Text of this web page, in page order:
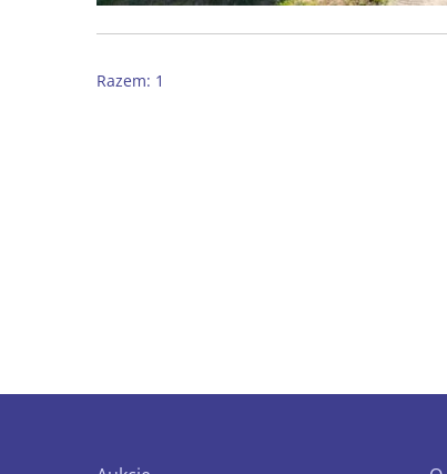
Razem: 1